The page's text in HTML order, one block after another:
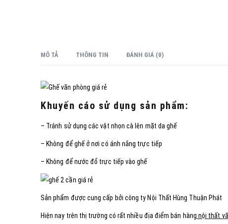
MÔ TẢ THÔNG TIN ĐÁNH GIÁ (0)
Khuyến cáo sử dụng sản phẩm:
– Tránh sử dụng các vật nhọn cà lên mặt da ghế
– Không để ghế ở nơi có ánh nắng trực tiếp
– Không để nước đổ trực tiếp vào ghế
Sản phẩm được cung cấp bởi công ty Nội Thất Hùng Thuận Phát
Hiện nay trên thị trường có rất nhiều địa điểm bán hàng nội thất